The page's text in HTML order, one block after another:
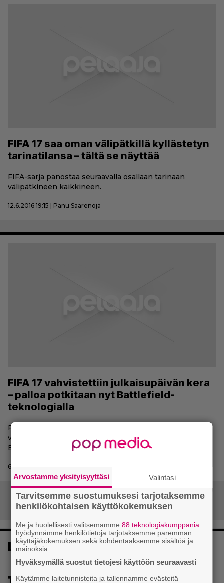
FIFA 17 saa oman välipätkillä kyllästetyn
tarinatilansa – tältä se näyttää
FIFA-sarja panostaa seuraavalla osallaan tarinaan
välipätkineen kaikkineen.
12.6.2016 19:15 | Panu Saarenoja
FIFA 17 vahvistettiin julkaisupäivän kera
– palloa potkitaan nyt Battlefield-
teknologialla
FIFA 17 on saanut julkaisupäivän sekä myös
vahvistuksen sille, että peli hyödyntää tosin
Battlefieldista tuttua Frostbite-pelimoottoria.
6.6.2016 21:27 | Panu Saarenoja
Artikkelien
selaus
Vanhemmat artikkelit
Luetuimmat
Uusi PS Plus -seikkailupeli on saanut
Arvostamme yksityisyyttäsi Valintasi
Tarvitsemme suostumuksesi tarjotaksemme
henkilökohtaisen käyttökokemuksen
Me ja huolellisesti valitsemamme88 teknologiakumppania
hyödynnämme henkilötietoja tarjotaksemme paremman
käyttäjäkokemuksen sekä kohdentaaksemme sisältöä ja
mainoksia.
Hyväksymällä suostut tietojesi käyttöön seuraavasti
Käytämme laitetunnisteita ja tallennamme evästeitä